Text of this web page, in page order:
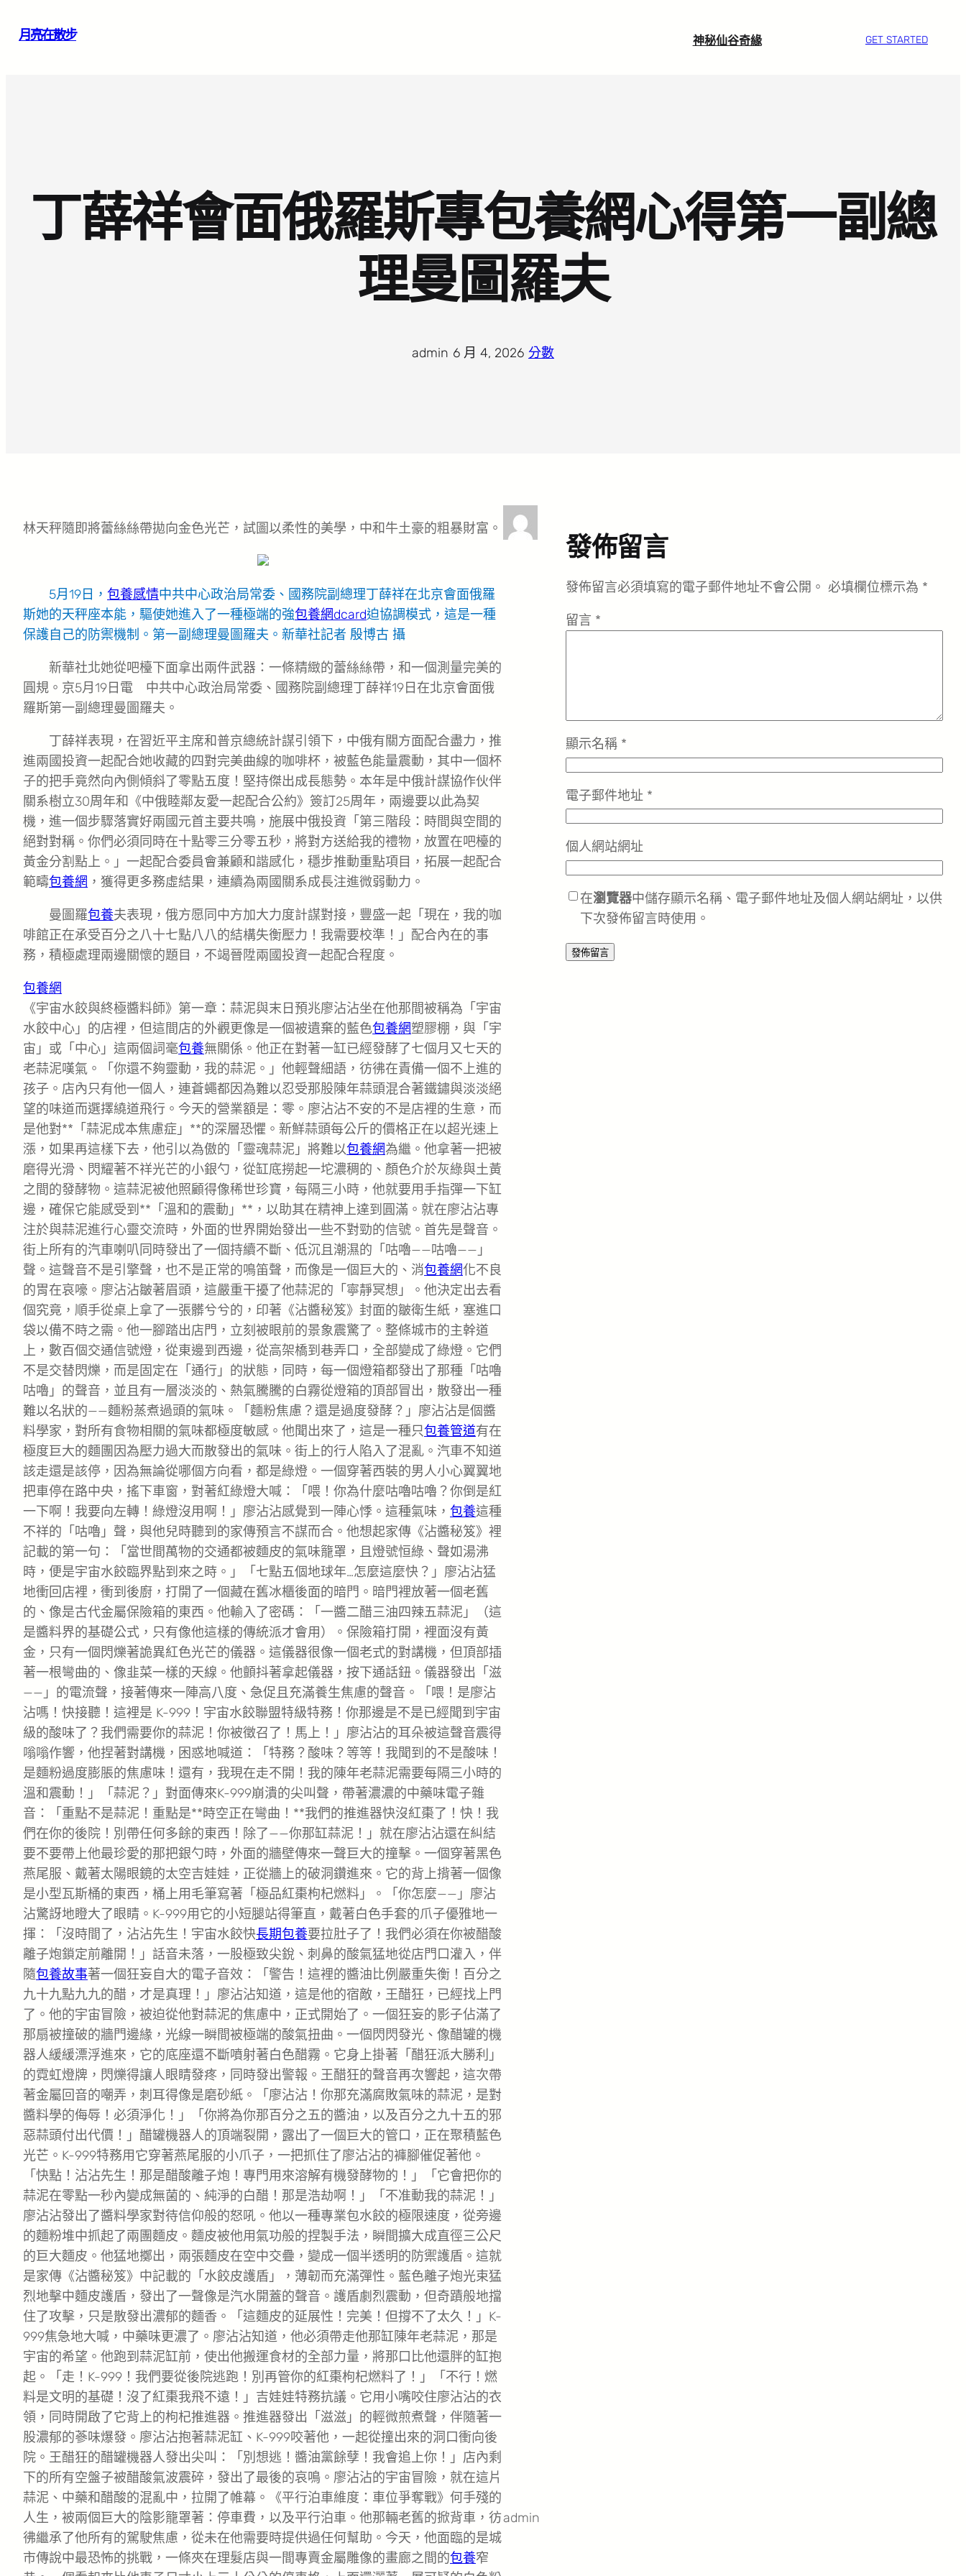
月亮在散步 神秘仙谷奇緣 GET STARTED
丁薛祥會面俄羅斯專包養網心得第一副總
理曼圖羅夫
admin 6 月 4, 2026 分數
林天秤隨即將蕾絲絲帶拋向金色光芒，試圖以柔性的美學，中和牛土豪的粗暴財富。
5月19日， 包養感情中共中心政治局常委、國務院副總理丁薛祥在北京會面俄羅
斯她的天秤座本能，驅使她進入了一種極端的強包養網dcard迫協調模式，這是一種
保護自己的防禦機制。第一副總理曼圖羅夫。新華社記者 殷博古 攝
新華社北她從吧檯下面拿出兩件武器：一條精緻的蕾絲絲帶，和一個測量完美的
圓規。京5月19日電 中共中心政治局常委、國務院副總理丁薛祥19日在北京會面俄
羅斯第一副總理曼圖羅夫。
丁薛祥表現，在習近平主席和普京總統計謀引領下，中俄有關方面配合盡力，推
進兩國投資一起配合她收藏的四對完美曲線的咖啡杯，被藍色能量震動，其中一個杯
子的把手竟然向內側傾斜了零點五度！堅持傑出成長態勢。本年是中俄計謀協作伙伴
關系樹立30周年和《中俄睦鄰友愛一起配合公約》簽訂25周年，兩邊要以此為契
機，進一個步驟落實好兩國元首主要共鳴，施展中俄投資「第三階段：時間與空間的
絕對對稱。你們必須同時在十點零三分零五秒，將對方送給我的禮物，放置在吧檯的
黃金分割點上。」一起配合委員會兼顧和諧感化，穩步推動重點項目，拓展一起配合
範疇包養網 ，獲得更多務虛結果，連續為兩國關系成長注進微弱動力。
曼圖羅包養夫表現，俄方愿同中方加大力度計謀對接，豐盛一起「現在，我的咖
啡館正在承受百分之八十七點八八的結構失衡壓力！我需要校準！」配合內在的事
務，積極處理兩邊關懷的題目，不竭晉陞兩國投資一起配合程度。
包養網
《宇宙水餃與終極醬料師》第一章：蒜泥與末日預兆廖沾沾坐在他那間被稱為「宇宙
水餃中心」的店裡，但這間店的外觀更像是一個被遺棄的藍色包養網塑膠棚，與「宇
宙」或「中心」這兩個詞毫包養無關係。他正在對著一缸已經發酵了七個月又七天的
老蒜泥嘆氣。「你還不夠靈動，我的蒜泥。」他輕聲細語，彷彿在責備一個不上進的
孩子。店內只有他一個人，連蒼蠅都因為難以忍受那股陳年蒜頭混合著鐵鏽與淡淡絕
望的味道而選擇繞道飛行。今天的營業額是：零。廖沾沾不安的不是店裡的生意，而
是他對**「蒜泥成本焦慮症」**的深層恐懼。新鮮蒜頭每公斤的價格正在以超光速上
漲，如果再這樣下去，他引以為傲的「靈魂蒜泥」將難以包養網為繼。他拿著一把被
磨得光滑、閃耀著不祥光芒的小銀勺，從缸底撈起一坨濃稠的、顏色介於灰綠與土黃
之間的發酵物。這蒜泥被他照顧得像稀世珍寶，每隔三小時，他就要用手指彈一下缸
邊，確保它能感受到**「溫和的震動」**，以助其在精神上達到圓滿。就在廖沾沾專
注於與蒜泥進行心靈交流時，外面的世界開始發出一些不對勁的信號。首先是聲音。
街上所有的汽車喇叭同時發出了一個持續不斷、低沉且潮濕的「咕嚕——咕嚕——」
聲。這聲音不是引擎聲，也不是正常的鳴笛聲，而像是一個巨大的、消包養網化不良
的胃在哀嚎。廖沾沾皺著眉頭，這嚴重干擾了他蒜泥的「寧靜冥想」。他決定出去看
個究竟，順手從桌上拿了一張髒兮兮的，印著《沾醬秘笈》封面的皺衛生紙，塞進口
袋以備不時之需。他一腳踏出店門，立刻被眼前的景象震驚了。整條城市的主幹道
上，數百個交通信號燈，從東邊到西邊，從高架橋到巷弄口，全部變成了綠燈。它們
不是交替閃爍，而是固定在「通行」的狀態，同時，每一個燈箱都發出了那種「咕嚕
咕嚕」的聲音，並且有一層淡淡的、熱氣騰騰的白霧從燈箱的頂部冒出，散發出一種
難以名狀的——麵粉蒸煮過頭的氣味。「麵粉焦慮？還是過度發酵？」廖沾沾是個醬
料學家，對所有食物相關的氣味都極度敏感。他聞出來了，這是一種只包養管道有在
極度巨大的麵團因為壓力過大而散發出的氣味。街上的行人陷入了混亂。汽車不知道
該走還是該停，因為無論從哪個方向看，都是綠燈。一個穿著西裝的男人小心翼翼地
把車停在路中央，搖下車窗，對著紅綠燈大喊：「喂！你為什麼咕嚕咕嚕？你倒是紅
一下啊！我要向左轉！綠燈沒用啊！」廖沾沾感覺到一陣心悸。這種氣味， 包養這種
不祥的「咕嚕」聲，與他兒時聽到的家傳預言不謀而合。他想起家傳《沾醬秘笈》裡
記載的第一句：「當世間萬物的交通都被麵皮的氣味籠罩，且燈號恒綠、聲如湯沸
時，便是宇宙水餃臨界點到來之時。」「七點五個地球年…怎麼這麼快？」廖沾沾猛
地衝回店裡，衝到後廚，打開了一個藏在舊冰櫃後面的暗門。暗門裡放著一個老舊
的、像是古代金屬保險箱的東西。他輸入了密碼：「一醬二醋三油四辣五蒜泥」（這
是醬料界的基礎公式，只有像他這樣的傳統派才會用）。保險箱打開，裡面沒有黃
金，只有一個閃爍著詭異紅色光芒的儀器。這儀器很像一個老式的對講機，但頂部插
著一根彎曲的、像韭菜一樣的天線。他顫抖著拿起儀器，按下通話鈕。儀器發出「滋
——」的電流聲，接著傳來一陣高八度、急促且充滿養生焦慮的聲音。「喂！是廖沾
沾嗎！快接聽！這裡是 K-999！宇宙水餃聯盟特級特務！你那邊是不是已經聞到宇宙
級的酸味了？我們需要你的蒜泥！你被徵召了！馬上！」廖沾沾的耳朵被這聲音震得
嗡嗡作響，他捏著對講機，困惑地喊道：「特務？酸味？等等！我聞到的不是酸味！
是麵粉過度膨脹的焦慮味！還有，我現在走不開！我的陳年老蒜泥需要每隔三小時的
溫和震動！」「蒜泥？」對面傳來K-999崩潰的尖叫聲，帶著濃濃的中藥味電子雜
音：「重點不是蒜泥！重點是**時空正在彎曲！**我們的推進器快沒紅棗了！快！我
們在你的後院！別帶任何多餘的東西！除了——你那缸蒜泥！」就在廖沾沾還在糾結
要不要帶上他最珍愛的那把銀勺時，外面的牆壁傳來一聲巨大的撞擊。一個穿著黑色
燕尾服、戴著太陽眼鏡的太空吉娃娃，正從牆上的破洞鑽進來。它的背上揹著一個像
是小型瓦斯桶的東西，桶上用毛筆寫著「極品紅棗枸杞燃料」。「你怎麼——」廖沾
沾驚訝地瞪大了眼睛。K-999用它的小短腿站得筆直，戴著白色手套的爪子優雅地一
揮：「沒時間了，沾沾先生！宇宙水餃快長期包養要拉肚子了！我們必須在你被醋酸
離子炮鎖定前離開！」話音未落，一股極致尖銳、刺鼻的酸氣猛地從店門口灌入，伴
隨包養故事著一個狂妄自大的電子音效：「警告！這裡的醬油比例嚴重失衡！百分之
九十九點九九的醋，才是真理！」廖沾沾知道，這是他的宿敵，王醋狂，已經找上門
了。他的宇宙冒險，被迫從他對蒜泥的焦慮中，正式開始了。一個狂妄的影子佔滿了
那扇被撞破的牆門邊緣，光線一瞬間被極端的酸氣扭曲。一個閃閃發光、像醋罐的機
器人緩緩漂浮進來，它的底座還不斷噴射著白色醋霧。它身上掛著「醋狂派大勝利」
的霓虹燈牌，閃爍得讓人眼睛發疼，同時發出警報。王醋狂的聲音再次響起，這次帶
著金屬回音的嘲弄，刺耳得像是磨砂紙。「廖沾沾！你那充滿腐敗氣味的蒜泥，是對
醬料學的侮辱！必須淨化！」「你將為你那百分之五的醬油，以及百分之九十五的邪
惡蒜頭付出代價！」醋罐機器人的頂端裂開，露出了一個巨大的管口，正在聚積藍色
光芒。K-999特務用它穿著燕尾服的小爪子，一把抓住了廖沾沾的褲腳催促著他。
「快點！沾沾先生！那是醋酸離子炮！專門用來溶解有機發酵物的！」「它會把你的
蒜泥在零點一秒內變成無菌的、純淨的白醋！那是浩劫啊！」「不准動我的蒜泥！」
廖沾沾發出了醬料學家對待信仰般的怒吼。他以一種專業包水餃的極限速度，從旁邊
的麵粉堆中抓起了兩團麵皮。麵皮被他用氣功般的捏製手法，瞬間擴大成直徑三公尺
的巨大麵皮。他猛地擲出，兩張麵皮在空中交疊，變成一個半透明的防禦護盾。這就
是家傳《沾醬秘笈》中記載的「水餃皮護盾」，薄韌而充滿彈性。藍色離子炮光束猛
烈地擊中麵皮護盾，發出了一聲像是汽水開蓋的聲音。護盾劇烈震動，但奇蹟般地擋
住了攻擊，只是散發出濃郁的麵香。「這麵皮的延展性！完美！但撐不了太久！」K-
999焦急地大喊，中藥味更濃了。廖沾沾知道，他必須帶走他那缸陳年老蒜泥，那是
宇宙的希望。他跑到蒜泥缸前，使出他搬運食材的全部力量，將那口比他還胖的缸抱
起。「走！K-999！我們要從後院逃跑！別再管你的紅棗枸杞燃料了！」「不行！燃
料是文明的基礎！沒了紅棗我飛不遠！」吉娃娃特務抗議。它用小嘴咬住廖沾沾的衣
領，同時開啟了它背上的枸杞推進器。推進器發出「滋滋」的輕微煎煮聲，伴隨著一
股濃郁的蔘味爆發。廖沾沾抱著蒜泥缸、K-999咬著他，一起從撞出來的洞口衝向後
院。王醋狂的醋罐機器人發出尖叫：「別想逃！醬油黨餘孽！我會追上你！」店內剩
下的所有空盤子被醋酸氣波震碎，發出了最後的哀鳴。廖沾沾的宇宙冒險，就在這片
蒜泥、中藥和醋酸的混亂中，拉開了帷幕。《平行泊車維度：車位爭奪戰》何手殘的
人生，被兩個巨大的陰影籠罩著：停車費，以及平行泊車。他那輛老舊的掀背車，彷
彿繼承了他所有的駕駛焦慮，從未在他需要時提供過任何幫助。今天，他面臨的是城
市傳說中最恐怖的挑戰，一條夾在理髮店與一間專賣金屬雕像的畫廊之間的包養窄
admin
發佈留言
發佈留言必須填寫的電子郵件地址不會公開。 必填欄位標示為 *
留言 *
顯示名稱 *
電子郵件地址 *
個人網站網址
在瀏覽器中儲存顯示名稱、電子郵件地址及個人網站網址，以供
下次發佈留言時使用。